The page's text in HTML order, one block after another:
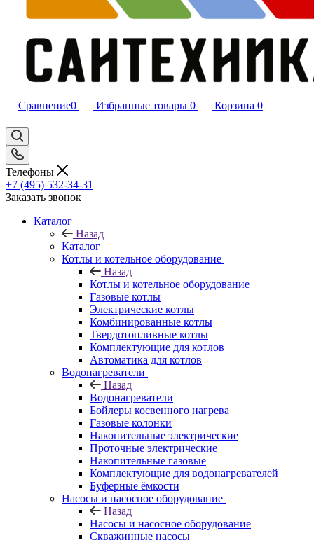
Сравнение0 Избранные товары 0 Корзина 0
Телефоны
+7 (495) 532‑34‑31
Заказать звонок
Каталог
Назад
Каталог
Котлы и котельное оборудование
Назад
Котлы и котельное оборудование
Газовые котлы
Электрические котлы
Комбинированные котлы
Твердотопливные котлы
Комплектующие для котлов
Автоматика для котлов
Водонагреватели
Назад
Водонагреватели
Бойлеры косвенного нагрева
Газовые колонки
Накопительные электрические
Проточные электрические
Накопительные газовые
Комплектующие для водонагревателей
Буферные ёмкости
Насосы и насосное оборудование
Назад
Насосы и насосное оборудование
Скважинные насосы